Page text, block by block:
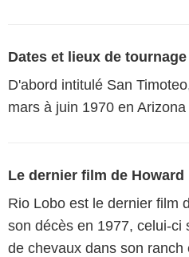
Dates et lieux de tournage
D'abord intitulé San
mars à juin 1970 en
Le dernier film de Howard
Rio Lobo est le dernier film
son décès en 1977, celui-ci
de chevaux dans son ranch